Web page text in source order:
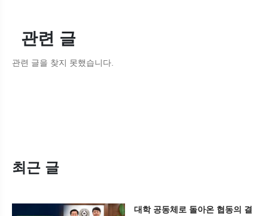
관련 글
관련 글을 찾지 못했습니다.
최근 글
대학 공동체로 돌아온 협동의 결